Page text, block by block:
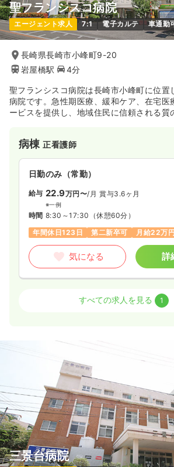
聖フランシスコ病院
エージェント求人 7:1 電子カルテ 車通勤
長崎県長崎市小峰町9-20
岩屋橋駅
4分
聖フランシスコ病院は長崎市小峰町に位置
病院です。急性期医療、緩和ケア、在宅医
ービスを提供し、地域住民に信頼される質
病棟正看護師
日勤のみ（常勤）
給与 22.9万円〜/月 賞与3.6ヶ月
※一例
時間 8:30～17:30 （休憩60分）
年間休日123日
第二新卒可 月給22万
気になる 詳
オペ室(手術室)正看護師
22.9〜28.5
8:30～17:30（休憩60分）
年間休日123日
オンコールあり
第二
月給28万円以上可
気になる 詳
すべての求人を見る 1
三景台病院